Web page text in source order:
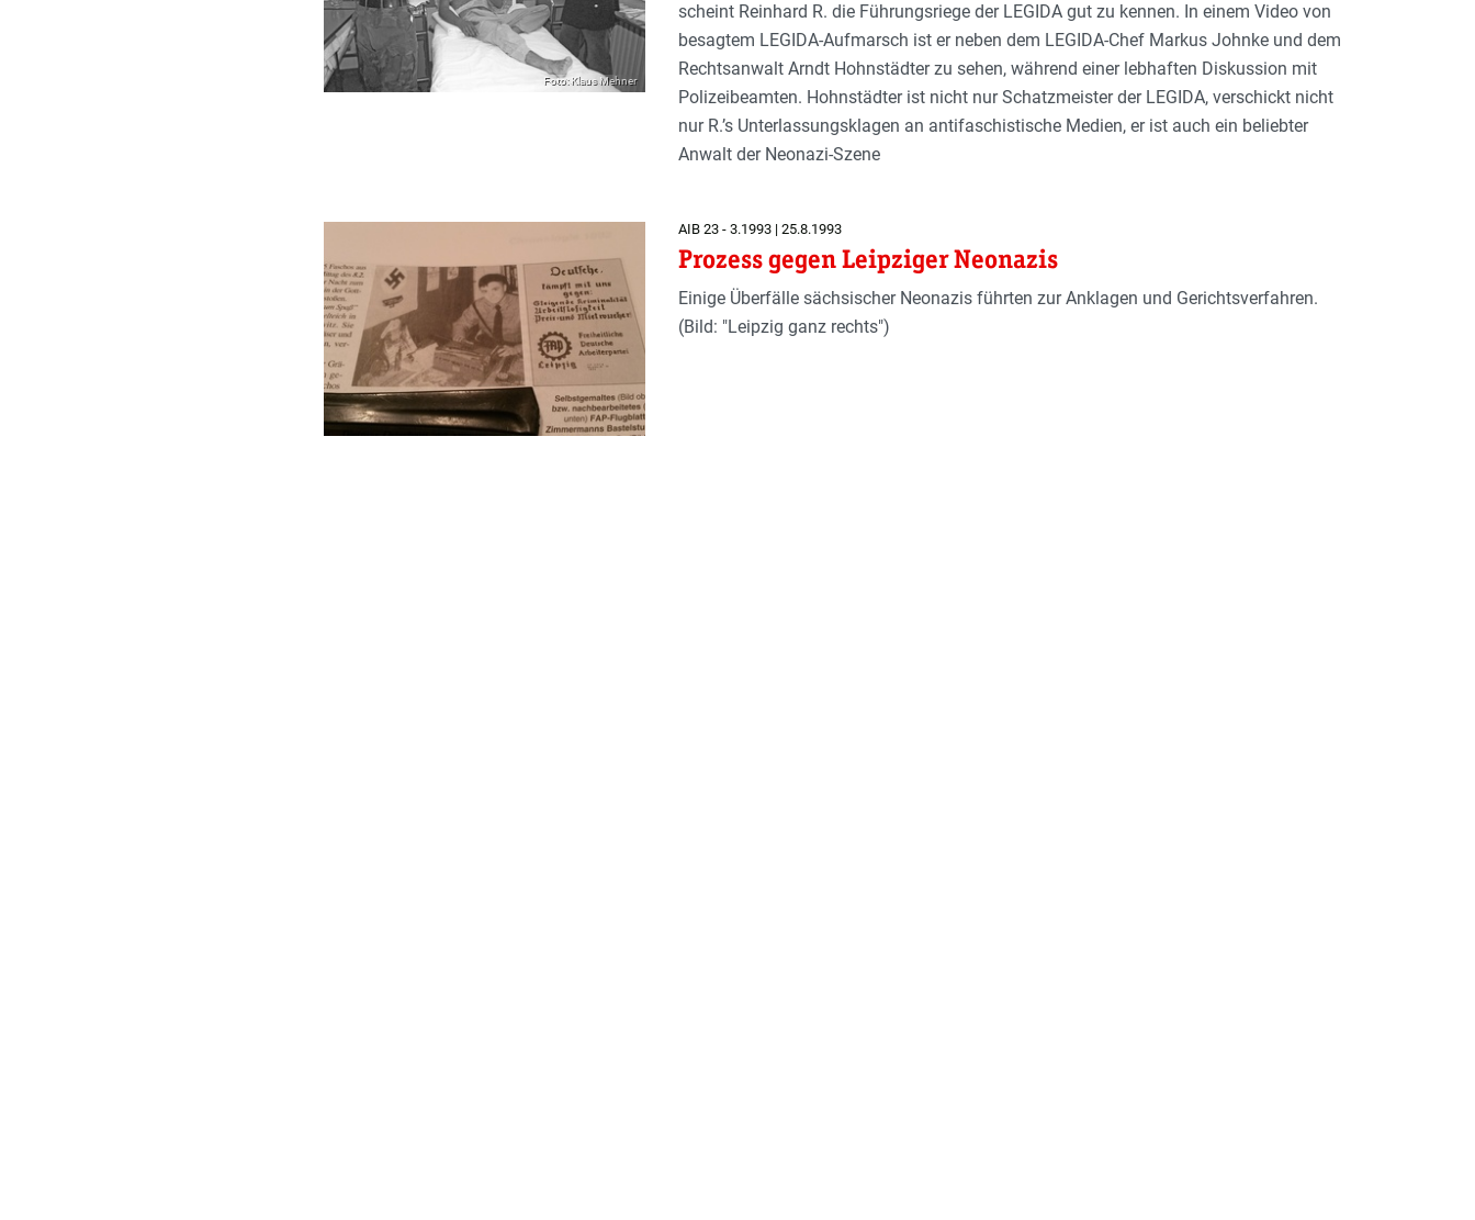
Foto: Klaus Mehner
scheint Reinhard R. die Führungsriege der LEGIDA gut zu kennen. In einem Video von
besagtem LEGIDA-Aufmarsch ist er neben dem LEGIDA-Chef Markus Johnke und dem
Rechtsanwalt Arndt Hohnstädter zu sehen, während einer lebhaften Diskussion mit
Polizeibeamten. Hohnstädter ist nicht nur Schatzmeister der LEGIDA, verschickt nicht
nur R.’s Unterlassungsklagen an antifaschistische Medien, er ist auch ein beliebter
Anwalt der Neonazi-Szene
AIB 23 - 3.1993 | 25.8.1993
Prozess gegen Leipziger Neonazis
Einige Überfälle sächsischer Neonazis führten zur Anklagen und Gerichtsverfahren.
(Bild: "Leipzig ganz rechts")